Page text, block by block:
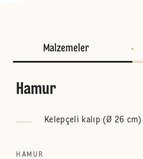
Malzemeler
Hamur
Kelepçeli kalıp (Ø 26 cm)
HAMUR